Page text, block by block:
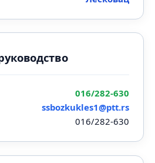
016/282-630
ssbozkukles1@ptt.rs
016/282-630